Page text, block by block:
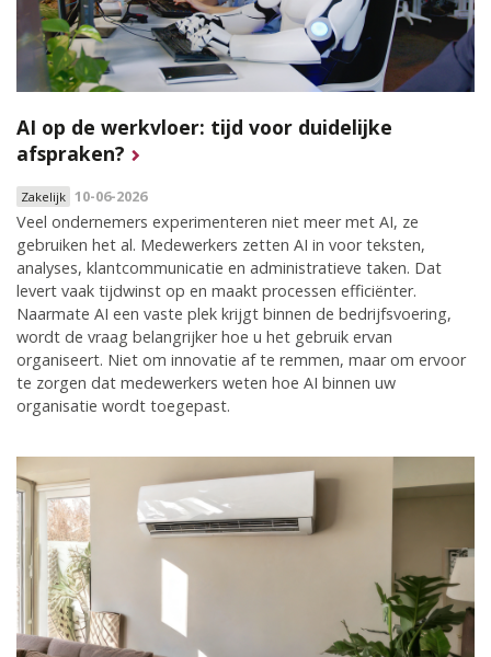
AI op de werkvloer: tijd voor duidelijke
afspraken?
Zakelijk 10-06-2026
Veel ondernemers experimenteren niet meer met AI, ze
gebruiken het al. Medewerkers zetten AI in voor teksten,
analyses, klantcommunicatie en administratieve taken. Dat
levert vaak tijdwinst op en maakt processen efficiënter.
Naarmate AI een vaste plek krijgt binnen de bedrijfsvoering,
wordt de vraag belangrijker hoe u het gebruik ervan
organiseert. Niet om innovatie af te remmen, maar om ervoor
te zorgen dat medewerkers weten hoe AI binnen uw
organisatie wordt toegepast.